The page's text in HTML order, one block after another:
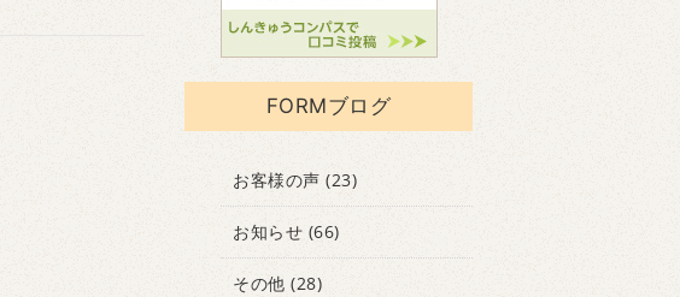
FORMブログ
お客様の声 (23)
お知らせ (66)
その他 (28)